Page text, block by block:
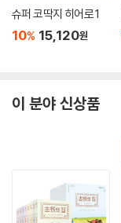
슈퍼 코딱지 히어로 1
10% 15,120원
이 분야 신상품